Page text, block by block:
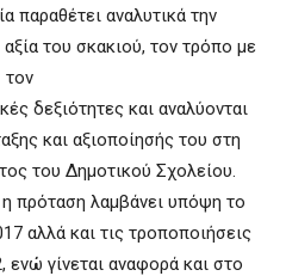
παραθέτει αναλυτικά την
του σκακιού, τον τρόπο με
τον
δεξιότητες και αναλύονται
και αξιοποίησής του στη
του Δημοτικού Σχολείου.
η πρόταση λαμβάνει υπόψη το
αλλά και τις τροποποιήσεις
ενώ γίνεται αναφορά και στο